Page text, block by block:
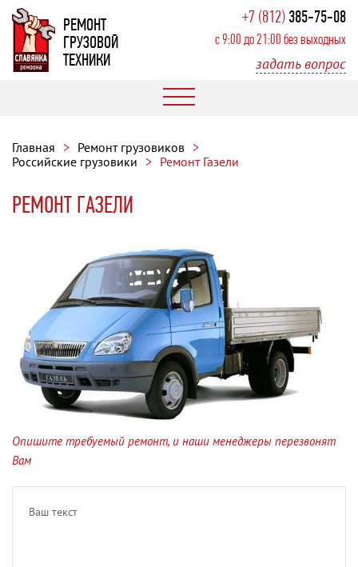
РЕМОНТ
ГРУЗОВОЙ
ТЕХНИКИ
+7 (812) 385-75-08
с 9:00 до 21:00 без выходных
задать вопрос
Главная
Ремонт грузовиков
Российские грузовики
Ремонт Газели
РЕМОНТ ГАЗЕЛИ
Опишите требуемый ремонт, и наши менеджеры перезвонят
Вам